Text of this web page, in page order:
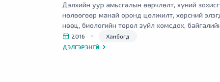
Дэлхийн уур амьсгалын өөрчлөлт, хүний
нөлөөгөөр манай оронд цөлжилт, хөрсний
нөөц, биологийн төрөл зүйл хомсдох,
нэмэгдэх асуудал үүсч байгаа нь Ханбогд
цөлжилт ихээр явагдах болсон. Уг асуудлыг
2016
Ханбогд
ДЭЛГЭРЭНГҮЙ